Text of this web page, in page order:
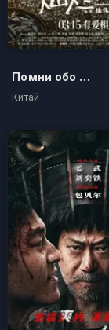
Помни обо мне
Китай